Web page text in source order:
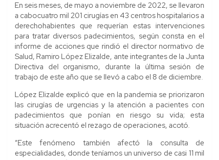
En seis meses, de mayo a noviembre de 2022, se llevaron
a cabocuatro mil 201 cirugías en 43 centros hospitalarios a
derechohabientes que requerían estas intervenciones
para tratar diversos padecimientos, según consta en el
informe de acciones que rindió el director normativo de
Salud, Ramiro López Elizalde, ante integrantes de la Junta
Directiva del organismo, durante la última sesión de
trabajo de este año que se llevó a cabo el 8 de diciembre.
López Elizalde explicó que en la pandemia se priorizaron
las cirugías de urgencias y la atención a pacientes con
padecimientos que ponían en riesgo su vida; esta
situación acrecentó el rezago de operaciones, acotó.
“Este fenómeno también afectó la consulta de
especialidades, donde teníamos un universo de casi 11 mil